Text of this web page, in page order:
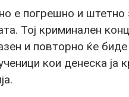
е погрешно и штетно
Тој криминален
и повторно ќе
кои денеска ја